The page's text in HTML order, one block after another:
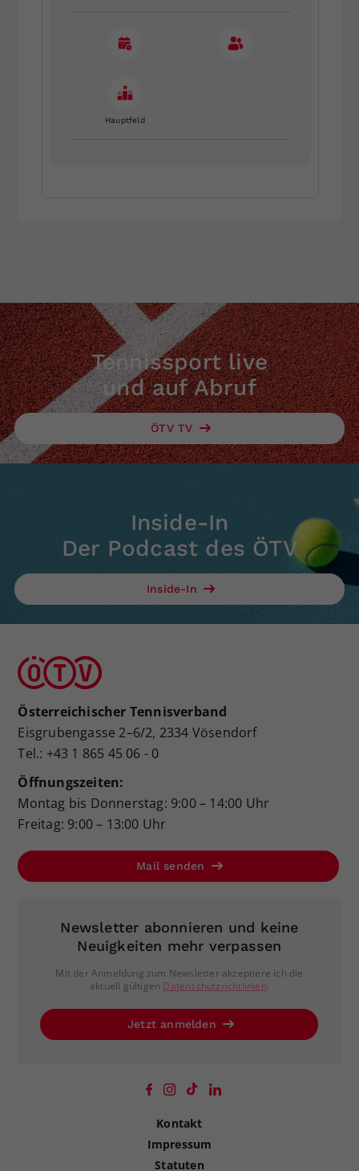
Hauptfeld
Tennissport live
und auf Abruf
ÖTV TV
Inside-In
Der Podcast des ÖTV
Inside-In
Österreichischer Tennisverband
Eisgrubengasse 2–6/2, 2334 Vösendorf
Tel.: +43 1 865 45 06 - 0
Öffnungszeiten:
Montag bis Donnerstag: 9:00 – 14:00 Uhr
Freitag: 9:00 – 13:00 Uhr
Mail senden
Newsletter abonnieren und keine
Neuigkeiten mehr verpassen
Mit der Anmeldung zum Newsletter akzeptiere ich die
aktuell gültigen Datenschutzrichtlinien.
Jetzt anmelden
Kontakt
Impressum
Statuten